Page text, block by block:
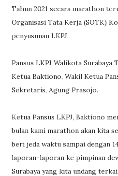
Tahun 2021 secara marathon
Organisasi Tata Kerja (SOTK)
penyusunan LKPJ.
Pansus LKPJ Walikota Surabaya
Ketua Baktiono, Wakil Ketua
Sekretaris, Agung Prasojo.
Ketua Pansus LKPJ, Baktiono
bulan kami marathon akan kita
beri jeda waktu sampai dengan
laporan-laporan ke pimpinan
Surabaya yang kita undang